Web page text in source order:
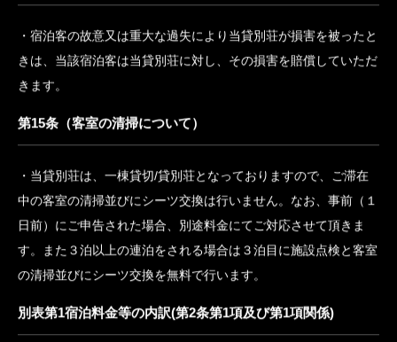
所をお貸しするものであって、車両の管理責任まで負うものでは
ありません。ただし、駐車場の管理にあたり、当貸別荘の故意又
は過失によって損害を与えたときは、その賠償の責めに応じま
す。
宿泊客の故意又は重大な過失により当貸別荘が損害を被ったと
きは、当該宿泊客は当貸別荘に対し、その損害を賠償していただ
きます。